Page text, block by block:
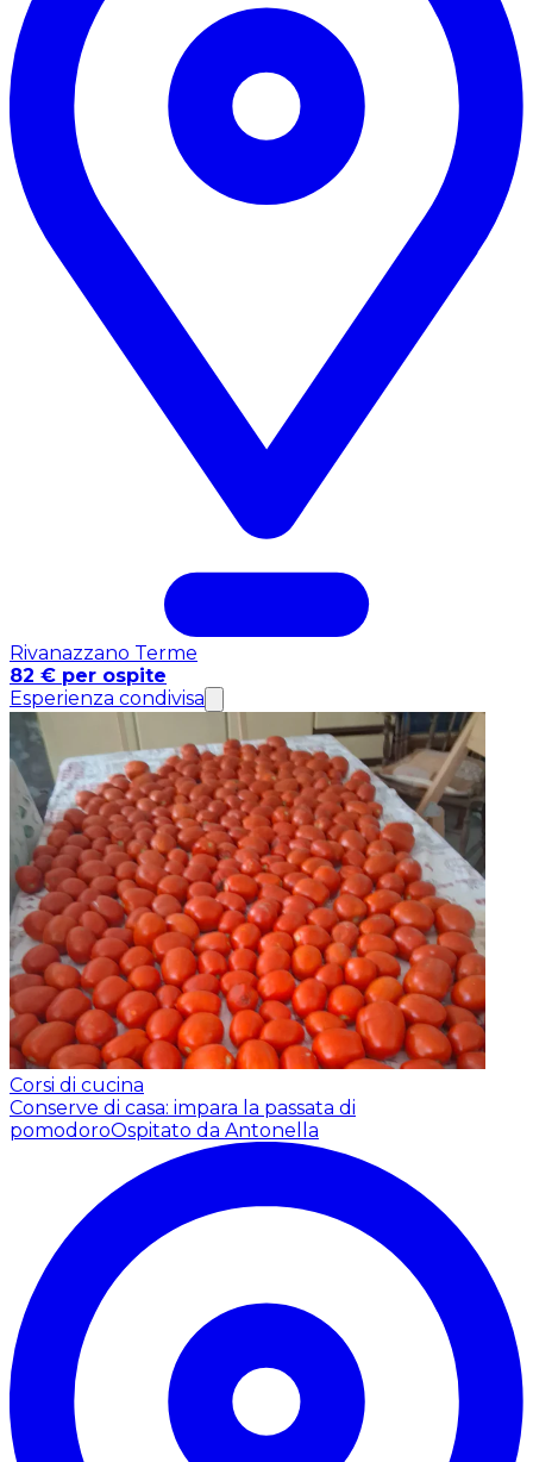
Rivanazzano Terme
82 € per ospite
Esperienza condivisa
Corsi di cucina
Conserve di casa: impara la passata di
pomodoroOspitato da Antonella